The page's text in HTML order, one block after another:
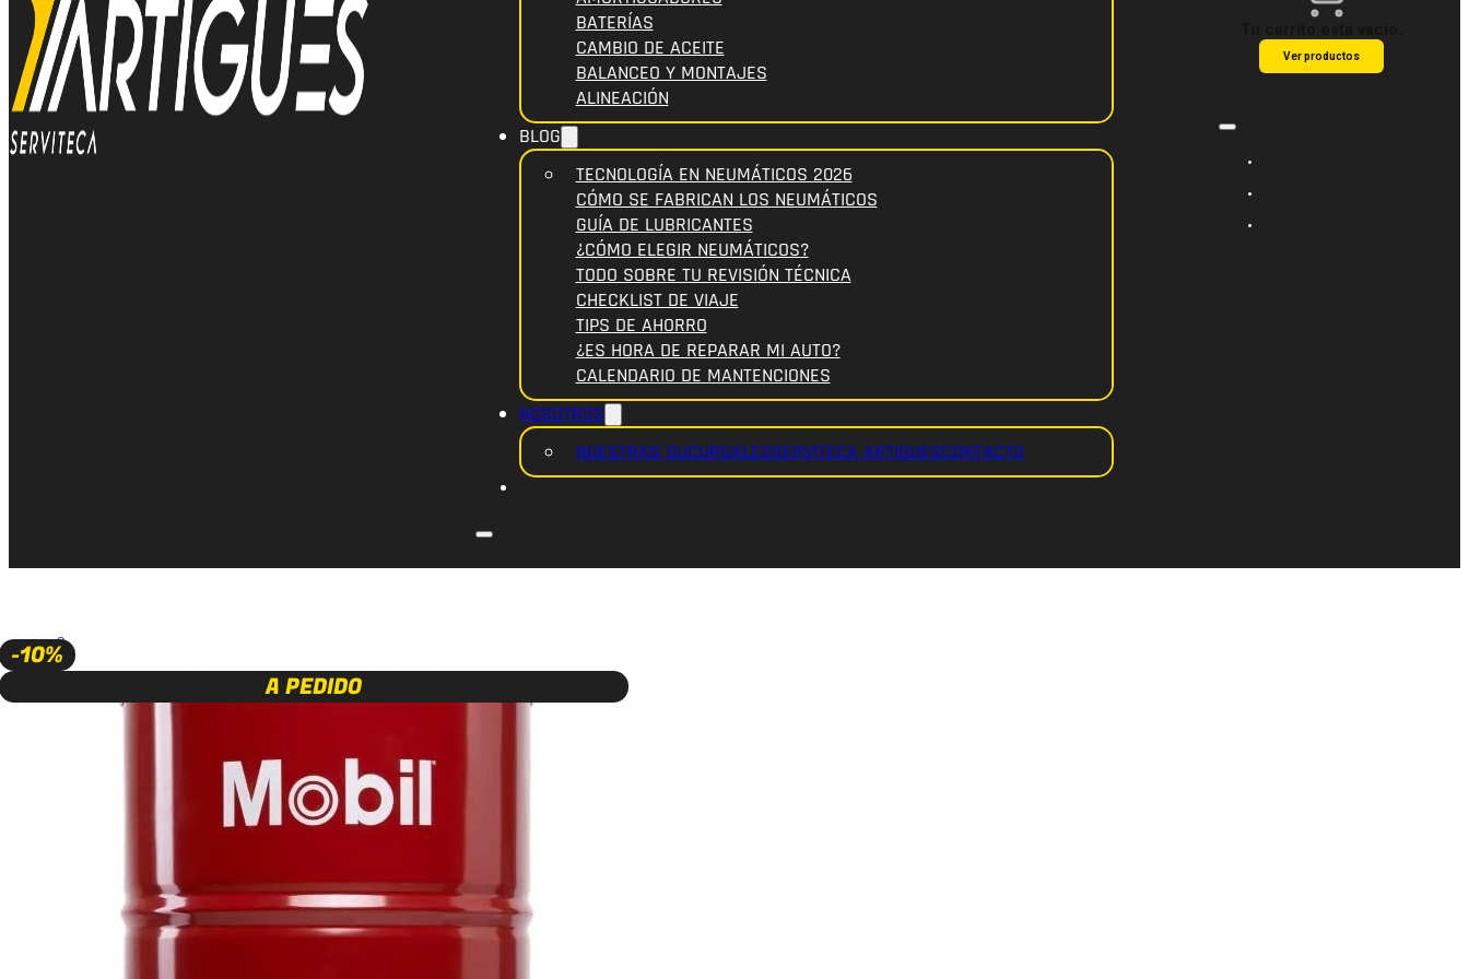
BATERÍAS
CAMBIO DE ACEITE
BALANCEO Y MONTAJES
ALINEACIÓN
BLOG
TECNOLOGÍA EN NEUMÁTICOS 2026
CÓMO SE FABRICAN LOS NEUMÁTICOS
GUÍA DE LUBRICANTES
¿CÓMO ELEGIR NEUMÁTICOS?
TODO SOBRE TU REVISIÓN TÉCNICA
CHECKLIST DE VIAJE
TIPS DE AHORRO
¿ES HORA DE REPARAR MI AUTO?
CALENDARIO DE MANTENCIONES
NOSOTROS
NUESTRAS SUCURSALESSERVITECA ARTIGUESCONTACTO
Ver productos
-10%
A PEDIDO
🔍